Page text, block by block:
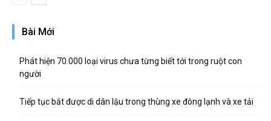
Bài Mới
Phát hiện 70.000 loại virus chưa từng biết tới trong ruột con
người
Tiếp tục bắt được di dân lậu trong thùng xe đông lạnh và xe tải